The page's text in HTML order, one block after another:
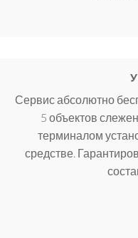
Сервис абсолютно
5 объектов
терминалом
средстве.